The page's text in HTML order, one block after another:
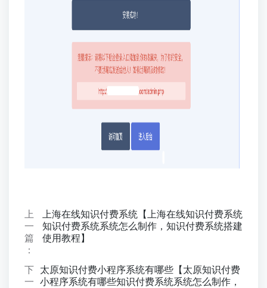
上
一
篇
：
上海在线知识付费系统【上海在线知识付费系统
知识付费系统系统怎么制作，知识付费系统搭建
使用教程】
下
一
太原知识付费小程序系统有哪些【太原知识付费
小程序系统有哪些知识付费系统系统怎么制作，